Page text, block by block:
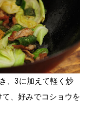
、3に加えて軽く炒
、好みでコショウを